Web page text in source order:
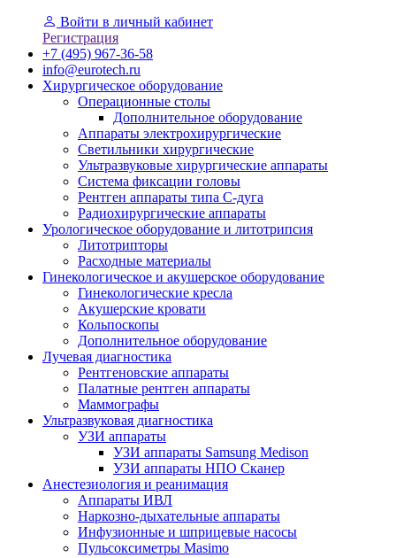
Войти в личный кабинет
Регистрация
+7 (495) 967-36-58
info@eurotech.ru
Хирургическое оборудование
Операционные столы
Дополнительное оборудование
Аппараты электрохирургические
Светильники хирургические
Ультразвуковые хирургические аппараты
Система фиксации головы
Рентген аппараты типа С-дуга
Радиохирургические аппараты
Урологическое оборудование и литотрипсия
Литотрипторы
Расходные материалы
Гинекологическое и акушерское оборудование
Гинекологические кресла
Акушерские кровати
Кольпоскопы
Дополнительное оборудование
Лучевая диагностика
Рентгеновские аппараты
Палатные рентген аппараты
Маммографы
Ультразвуковая диагностика
УЗИ аппараты
УЗИ аппараты Samsung Medison
УЗИ аппараты НПО Сканер
Анестезиология и реанимация
Аппараты ИВЛ
Наркозно-дыхательные аппараты
Инфузионные и шприцевые насосы
Пульсоксиметры Masimo